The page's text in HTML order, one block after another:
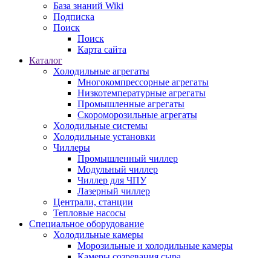
База знаний Wiki
Подписка
Поиск
Поиск
Карта сайта
Каталог
Холодильные агрегаты
Многокомпрессорные агрегаты
Низкотемпературные агрегаты
Промышленные агрегаты
Скороморозильные агрегаты
Холодильные системы
Холодильные установки
Чиллеры
Промышленный чиллер
Модульный чиллер
Чиллер для ЧПУ
Лазерный чиллер
Централи, станции
Тепловые насосы
Специальное оборудование
Холодильные камеры
Морозильные и холодильные камеры